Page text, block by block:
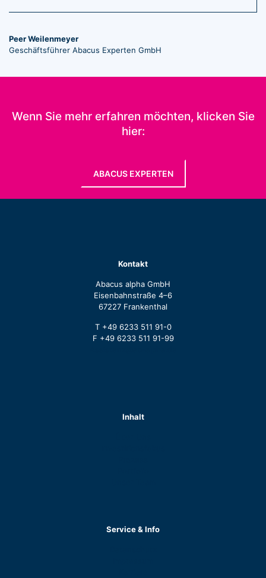
Peer Weilenmeyer
Geschäftsführer Abacus Experten GmbH
Wenn Sie mehr erfahren möchten, klicken Sie
hier:
ABACUS EXPERTEN
Kontakt
Abacus alpha GmbH
Eisenbahnstraße 4–6
67227 Frankenthal
T +49 6233 511 91-0
F +49 6233 511 91-99
Inhalt
Service & Info